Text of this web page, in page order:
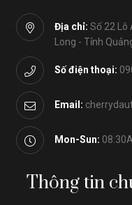
Địa chỉ:Số 22 Lô
Long - Tỉnh
Số điện thoại:
Email:
Mon-Sun:
Thông tin